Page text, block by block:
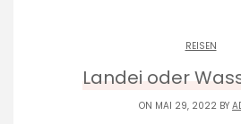
REISEN
Landei oder
ON MAI 29, 2022 BY